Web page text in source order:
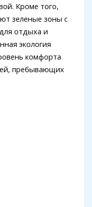
Кроме того,
зеленые зоны с
отдыха и
экология
комфорта
пребывающих